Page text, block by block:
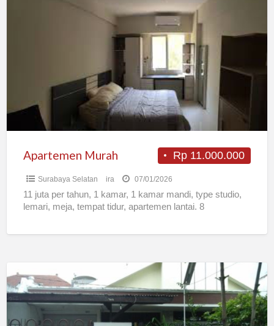
Rp 11.000.000
Apartemen Murah
Surabaya Selatan ira 07/01/2026
11 juta per tahun, 1 kamar, 1 kamar mandi, type studio,
lemari, meja, tempat tidur, apartemen lantai. 8
Kost
putri
Wisma
Mukti